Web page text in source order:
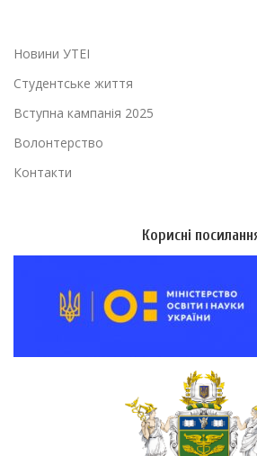
Новини УТЕІ
Студентське життя
Вступна кампанія 2025
Волонтерство
Контакти
Корисні